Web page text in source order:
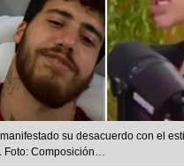
su desacuerdo con el
Foto: Composición